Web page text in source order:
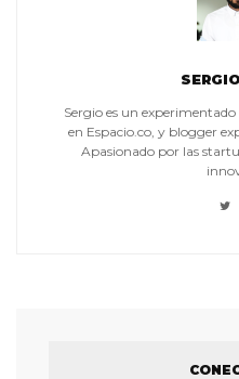
Sergio es un
en Espacio.co, y blogger
Apasionado por las